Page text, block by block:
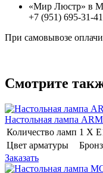
«Мир Люстр» в
+7 (951) 695-31-
При самовывозе
Смотрите
Настольная лампа
Количество ламп 1 Х
Цвет арматуры
Заказать